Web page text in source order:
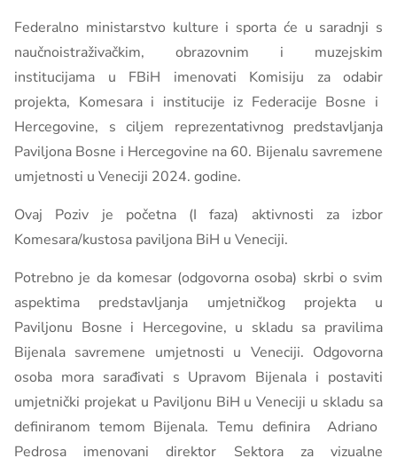
Federalno ministarstvo kulture i sporta će u saradnji s
naučnoistraživačkim, obrazovnim i muzejskim
institucijama u FBiH imenovati Komisiju za odabir
projekta, Komesara i institucije iz Federacije Bosne i
Hercegovine, s ciljem reprezentativnog predstavljanja
Paviljona Bosne i Hercegovine na 60. Bijenalu savremene
umjetnosti u Veneciji 2024. godine.
Ovaj Poziv je početna (I faza) aktivnosti za izbor
Komesara/kustosa paviljona BiH u Veneciji.
Potrebno je da komesar (odgovorna osoba) skrbi o svim
aspektima predstavljanja umjetničkog projekta u
Paviljonu Bosne i Hercegovine, u skladu sa pravilima
Bijenala savremene umjetnosti u Veneciji. Odgovorna
osoba mora sarađivati s Upravom Bijenala i postaviti
umjetnički projekat u Paviljonu BiH u Veneciji u skladu sa
definiranom temom Bijenala. Temu definira Adriano
Pedrosa imenovani direktor Sektora za vizualne